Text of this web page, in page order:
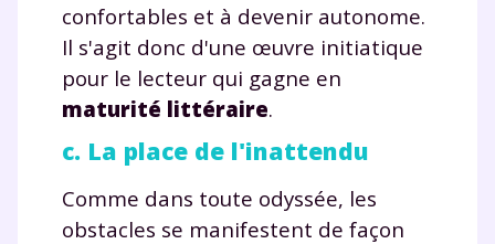
confortables et à devenir autonome.
Il s'agit donc d'une œuvre initiatique
pour le lecteur qui gagne en
maturité littéraire.
c. La place de l'inattendu
Comme dans toute odyssée, les
obstacles se manifestent de façon